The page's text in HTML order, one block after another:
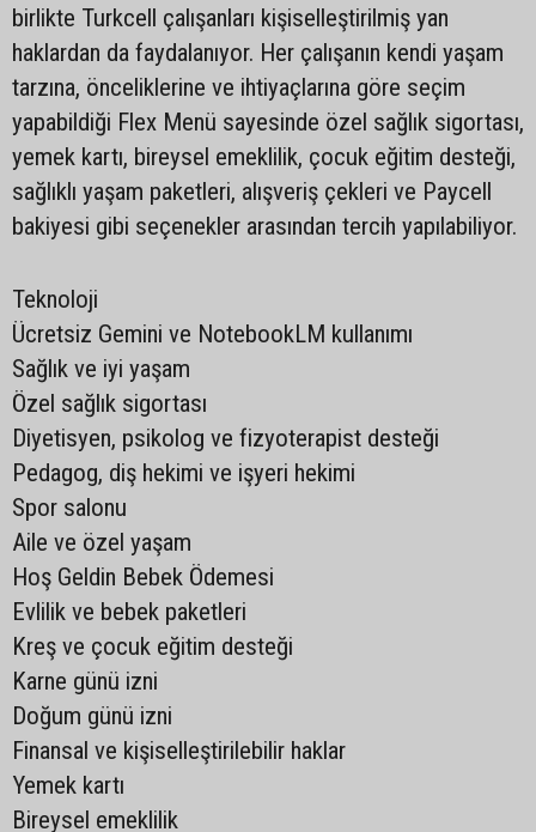
birlikte Turkcell çalışanları kişiselleştirilmiş yan
haklardan da faydalanıyor. Her çalışanın kendi yaşam
tarzına, önceliklerine ve ihtiyaçlarına göre seçim
yapabildiği Flex Menü sayesinde özel sağlık sigortası,
yemek kartı, bireysel emeklilik, çocuk eğitim desteği,
sağlıklı yaşam paketleri, alışveriş çekleri ve Paycell
bakiyesi gibi seçenekler arasından tercih yapılabiliyor.
Teknoloji
Ücretsiz Gemini ve NotebookLM kullanımı
Sağlık ve iyi yaşam
Özel sağlık sigortası
Diyetisyen, psikolog ve fizyoterapist desteği
Pedagog, diş hekimi ve işyeri hekimi
Spor salonu
Aile ve özel yaşam
Hoş Geldin Bebek Ödemesi
Evlilik ve bebek paketleri
Kreş ve çocuk eğitim desteği
Karne günü izni
Doğum günü izni
Finansal ve kişiselleştirilebilir haklar
Yemek kartı
Bireysel emeklilik